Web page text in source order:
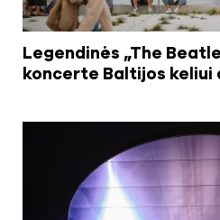
Legendinės „The
koncerte Baltijos keliui